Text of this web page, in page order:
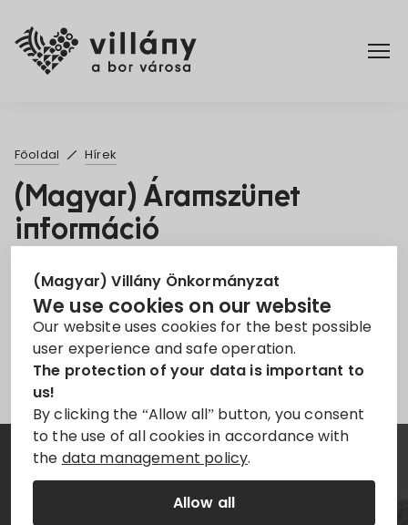
(Magyar) Villány Önkormányzat
We use cookies on our website
Our website uses cookies for the best possible
user experience and safe operation.
The protection of your data is important to
us!
By clicking the “Allow all” button, you consent
to the use of all cookies in accordance with
the data management policy.
Allow all
Rendelettár
Turizmus
Főoldal Hírek
(Magyar) Áramszünet
információ
Áramszünet EON Információ
Sorry, this entry is only available inMagyar
Hírlevél